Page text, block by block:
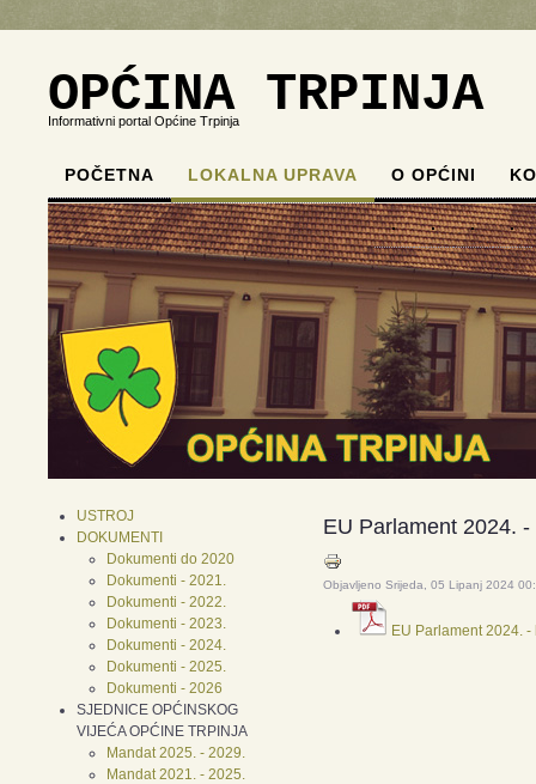
OPĆINA TRPINJA
Informativni portal Općine Trpinja
POČETNA LOKALNA UPRAVA O OPĆINI
. . . .
USTROJ
DOKUMENTI
Dokumenti do 2020
Dokumenti - 2021.
Dokumenti - 2022.
Dokumenti - 2023.
Dokumenti - 2024.
Dokumenti - 2025.
Dokumenti - 2026
SJEDNICE OPĆINSKOG
VIJEĆA OPĆINE TRPINJA
Mandat 2025. - 2029.
Mandat 2021. - 2025.
EU Parlament 2024.
Objavljeno Srijeda, 05 Lipanj 2024
EU Parlament 2024.